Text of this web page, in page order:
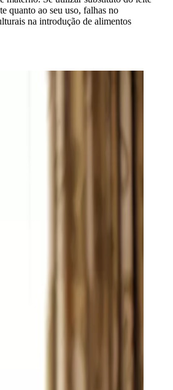
quanto ao seu uso, falhas no
na introdução de alimentos